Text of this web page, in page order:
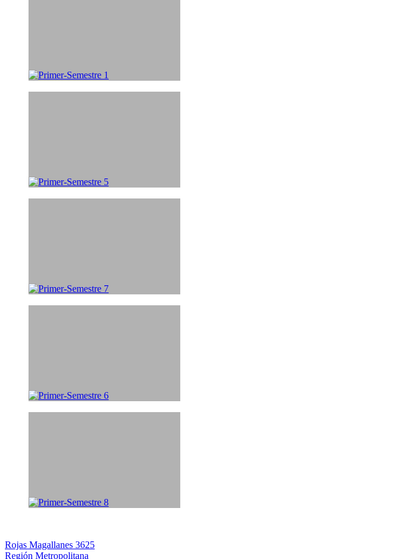
Rojas Magallanes 3625
Región Metropolitana